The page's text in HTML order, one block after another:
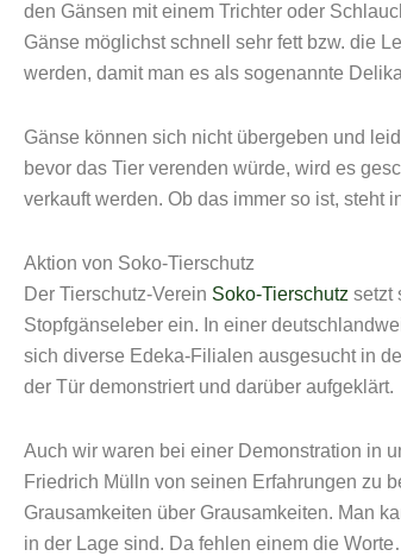
den Gänsen mit einem Trichter oder
Gänse möglichst schnell sehr fett bzw. die
werden, damit man es als sogenannte
Gänse können sich nicht übergeben und
bevor das Tier verenden würde, wird es
verkauft werden. Ob das immer so ist, steht
Aktion von Soko-Tierschutz
Der Tierschutz-Verein Soko-Tierschutz setzt
Stopfgänseleber ein. In einer
sich diverse Edeka-Filialen ausgesucht in
der Tür demonstriert und darüber aufgeklärt.
Auch wir waren bei einer Demonstration in
Friedrich Mülln von seinen Erfahrungen zu
Grausamkeiten über Grausamkeiten. Man
in der Lage sind. Da fehlen einem die